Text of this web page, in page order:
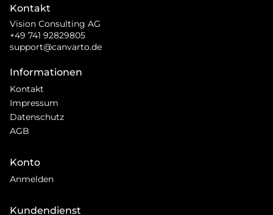
Kontakt
Vision Consulting AG
+49 741 92829805
support@canvarto.de
Informationen
Kontakt
Impressum
Datenschutz
AGB
Konto
Anmelden
Kundendienst